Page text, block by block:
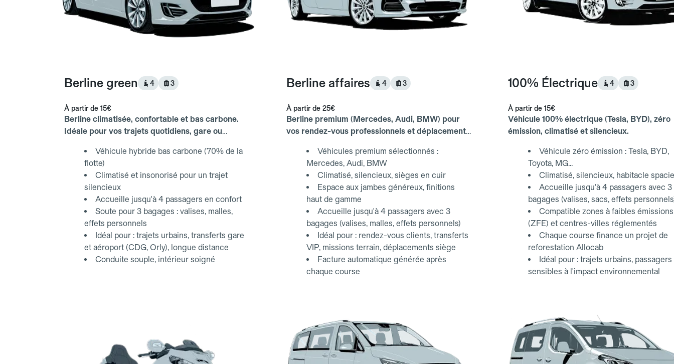
Berline green 4 3
À partir de 15€
Berline climatisée, confortable et bas carbone.
Idéale pour vos trajets quotidiens, gare ou
Véhicule hybride bas carbone (70% de la
flotte)
Climatisé et insonorisé pour un trajet
silencieux
Accueille jusqu'à 4 passagers en confort
Soute pour 3 bagages : valises, malles,
effets personnels
Idéal pour : trajets urbains, transferts gare
et aéroport (CDG, Orly), longue distance
Conduite souple, intérieur soigné
Berline affaires 4 3
À partir de 25€
Berline premium (Mercedes, Audi, BMW) pour
vos rendez-vous professionnels et déplacements
Véhicules premium sélectionnés :
Mercedes, Audi, BMW
Climatisé, silencieux, sièges en cuir
Espace aux jambes généreux, finitions
haut de gamme
Accueille jusqu'à 4 passagers avec 3
bagages (valises, malles, effets personnels)
Idéal pour : rendez-vous clients, transferts
VIP, missions terrain, déplacements siège
Facture automatique générée après
chaque course
100% Électrique 4 3
À partir de 15€
Véhicule 100% électrique (Tesla, BYD), zéro
émission, climatisé et silencieux.
Véhicule zéro émission : Tesla, BYD,
Toyota, MG...
Climatisé, silencieux, habitacle
Accueille jusqu'à 4 passagers avec 3
bagages (valises, sacs, effets
Compatible zones à faibles émissions
(ZFE) et centres-villes réglementés
Chaque course finance un projet de
reforestation Allocab
Idéal pour : trajets urbains, passagers
sensibles à l'impact environnemental